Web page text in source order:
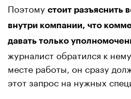
Поэтому стоит разъяснить
внутри компании, что
давать только
журналист обратился к
месте работы, он сразу
этот запрос на нужных